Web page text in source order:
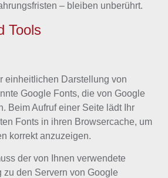
– bleiben unberührt.
Tools
einheitlichen Darstellung von
Google Fonts, die von Google
Beim Aufruf einer Seite lädt Ihr
Fonts in ihren Browsercache, um
korrekt anzuzeigen.
der von Ihnen verwendete
zu den Servern von Google